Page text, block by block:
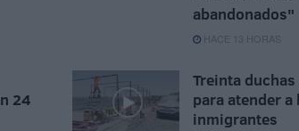
abandonados"
HACE 13 HORAS
24
Treinta
para atender a
inmigrantes